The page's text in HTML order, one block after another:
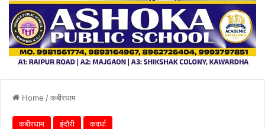
Home /कबीरधाम
कबीरधाम इंदौरी कवर्धा